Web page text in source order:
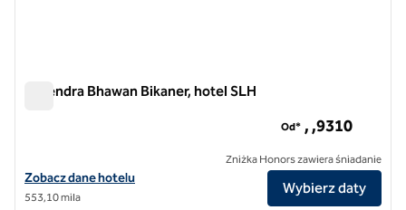
Narendra Bhawan Bikaner, hotel SLH
Zobacz szczegóły hotelu Narendra Bhawan Bikaner, SLH Hotel
Zobacz dane hotelu
553,10 mila
Od* , ,9​310
Zniżka Honors zawiera śniadanie
Wybierz daty